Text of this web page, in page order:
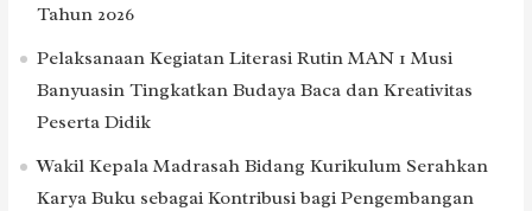
Tahun 2026
Pelaksanaan Kegiatan Literasi Rutin MAN 1 Musi
Banyuasin Tingkatkan Budaya Baca dan Kreativitas
Peserta Didik
Wakil Kepala Madrasah Bidang Kurikulum Serahkan
Karya Buku sebagai Kontribusi bagi Pengembangan